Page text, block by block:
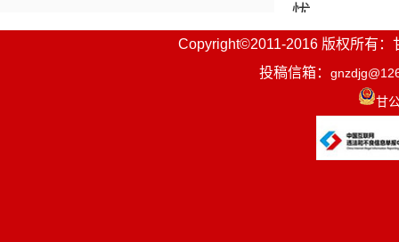
忧。
7.城乡居
保险的人
8.畜牧产
Copyright©2011-2016 版权所有：
投稿信箱：
甘